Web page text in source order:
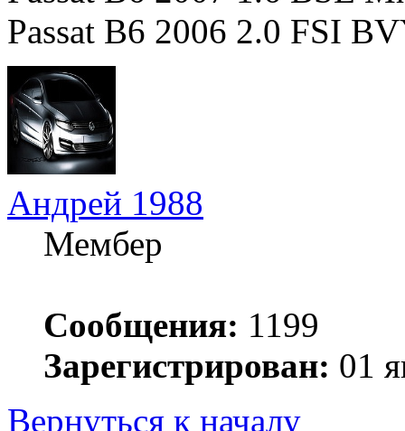
Passat B6 2006 2.0 FSI
Андрей 1988
Мембер
Сообщения: 1199
Зарегистрирован: 01
Вернуться к началу